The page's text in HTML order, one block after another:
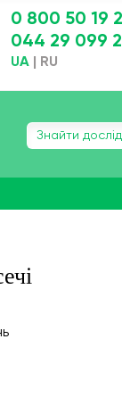
0 800 50 19
044 29 099
UA RU